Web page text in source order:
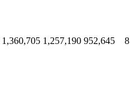
1,360,705 1,257,190 952,645